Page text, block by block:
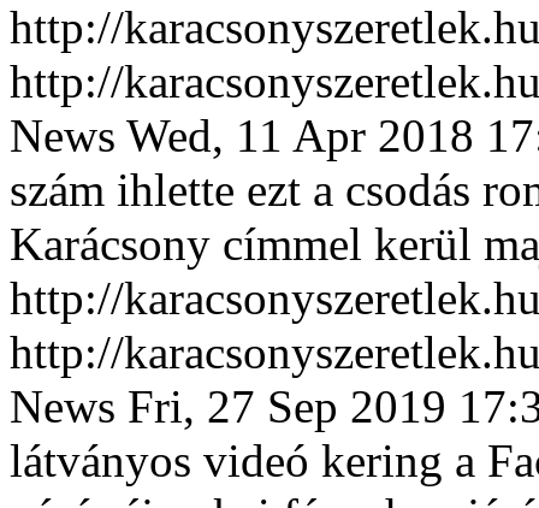
http://
http://
News Wed, 11 Apr 2018
szám ihlette ezt a csodás
Karácsony címmel kerül
http://
http://
News Fri, 27 Sep 2019
látványos videó kering a